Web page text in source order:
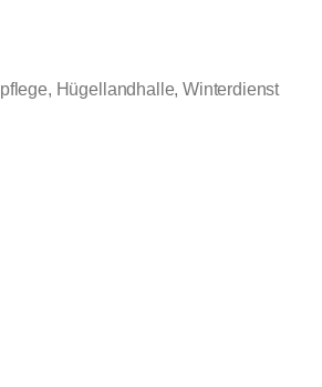
Hügellandhalle, Winterdienst